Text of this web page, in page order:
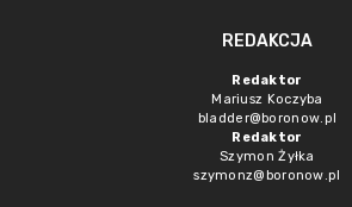
REDAKCJA
Redaktor
Mariusz Koczyba
bladder@boronow.pl
Redaktor
Szymon Żyłka
szymonz@boronow.pl